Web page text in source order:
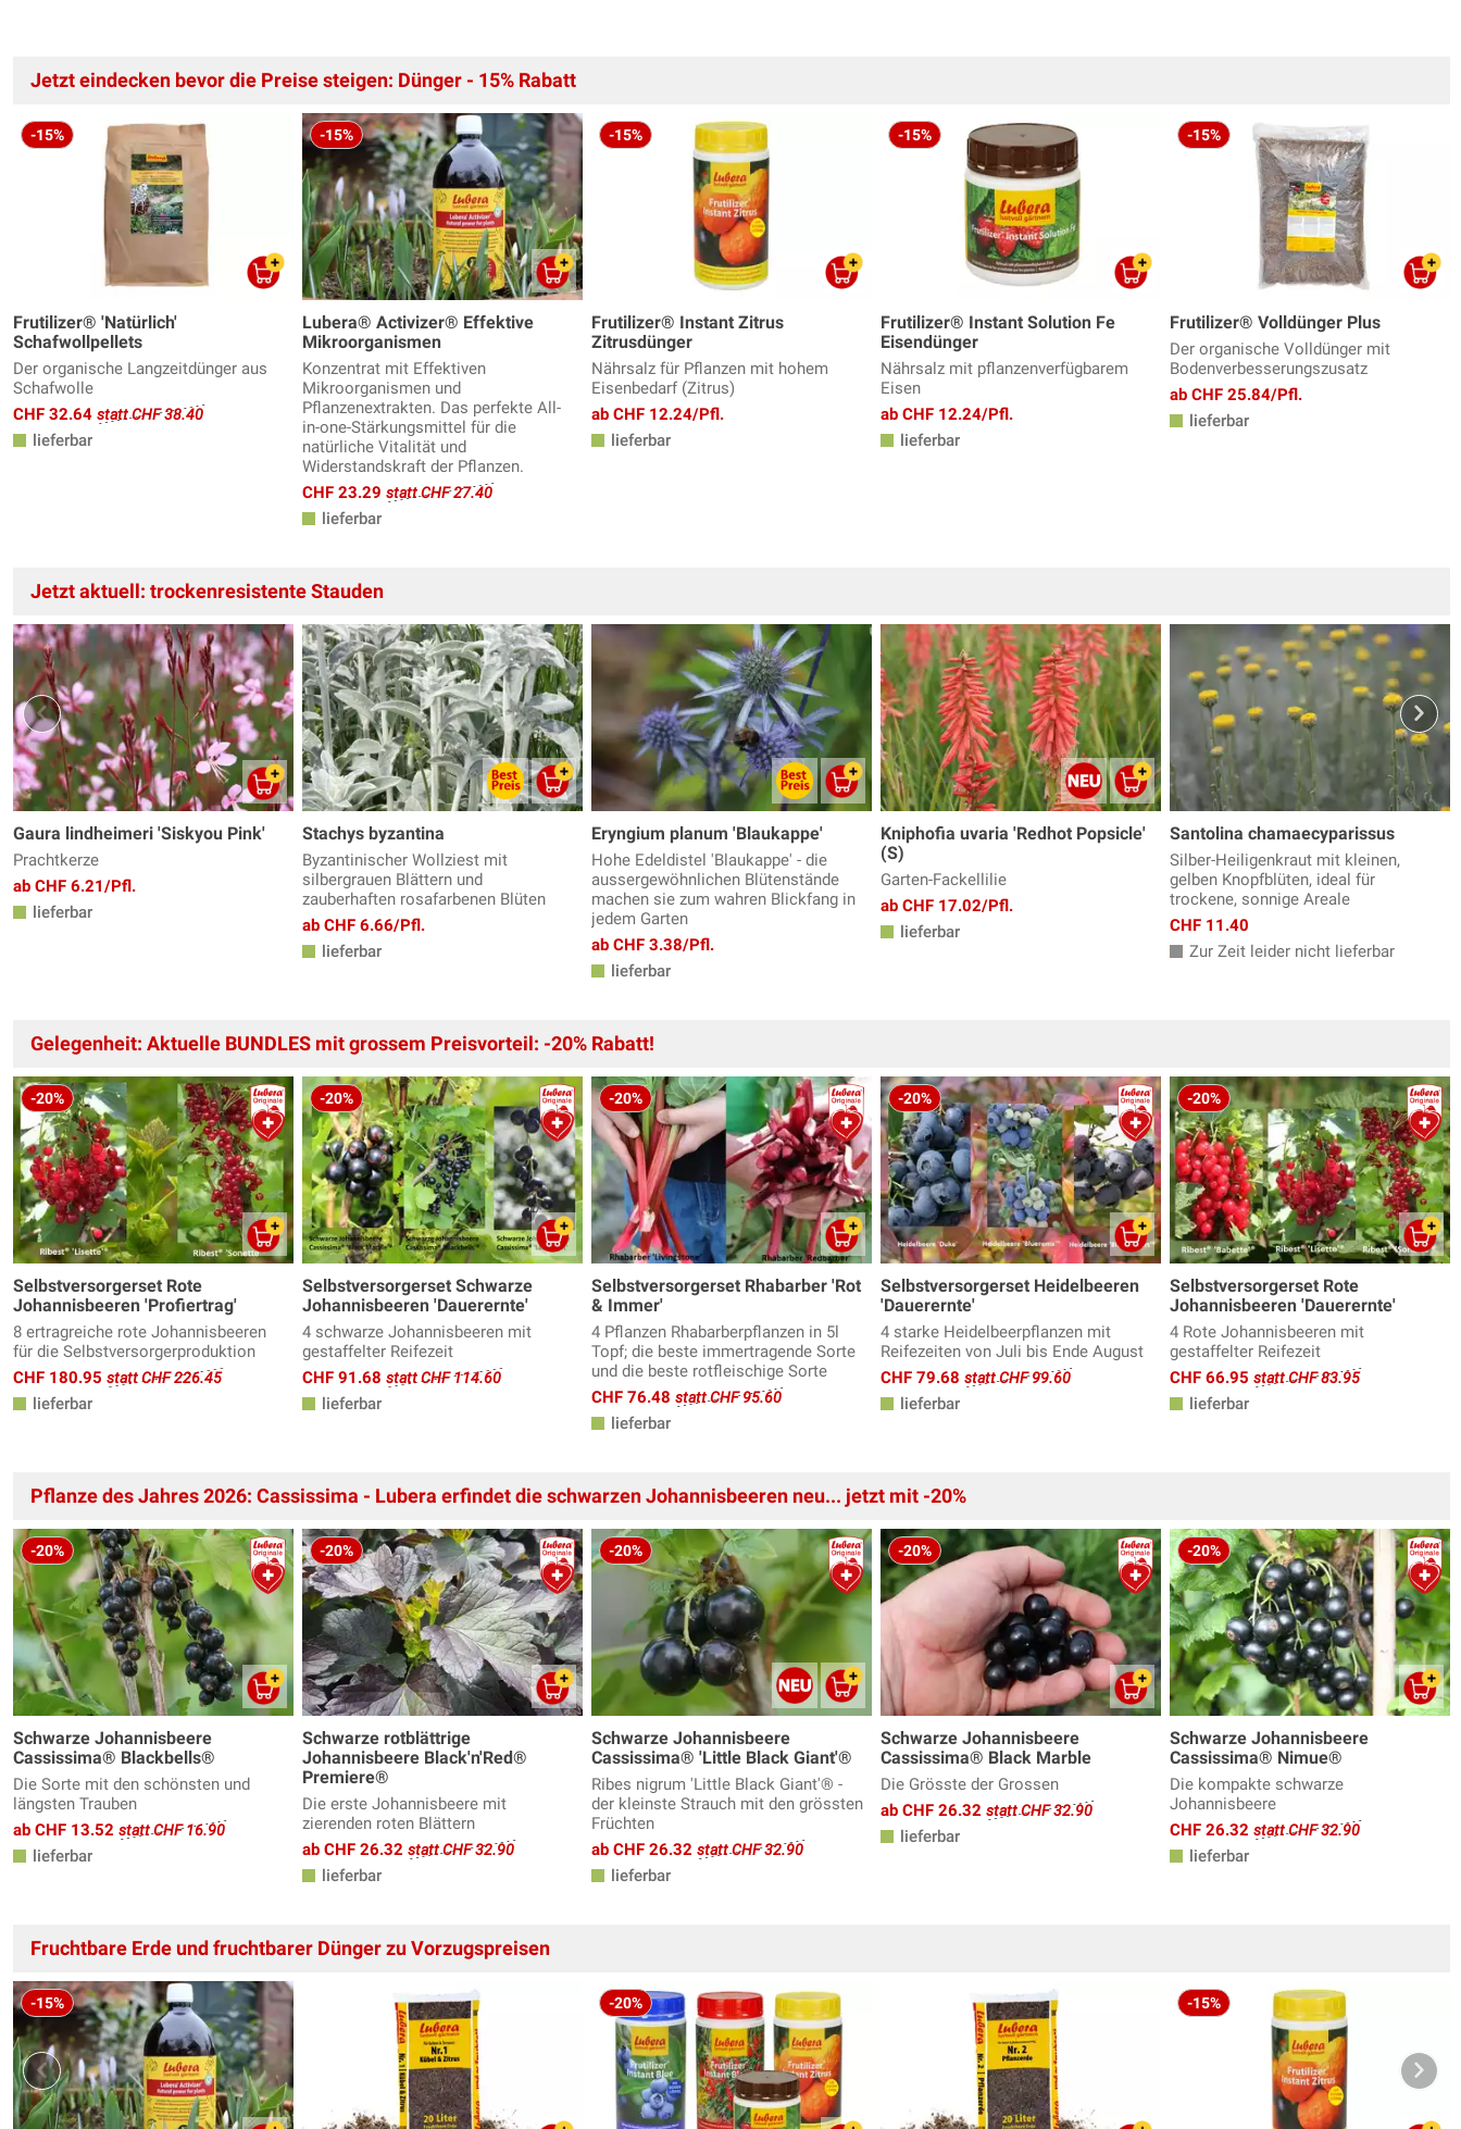
Jetzt eindecken bevor die Preise steigen: Dünger - 15% Rabatt
-15%
Frutilizer® 'Natürlich'
Schafwollpellets
Der organische Langzeitdünger aus
Schafwolle
CHF 32.64 statt CHF 38.40
lieferbar
-15%
Lubera® Activizer® Effektive
Mikroorganismen
Konzentrat mit Effektiven
Mikroorganismen und
Pflanzenextrakten. Das perfekte All-
in-one-Stärkungsmittel für die
natürliche Vitalität und
Widerstandskraft der Pflanzen.
CHF 23.29 statt CHF 27.40
lieferbar
-15%
Frutilizer® Instant Zitrus
Zitrusdünger
Nährsalz für Pflanzen mit hohem
Eisenbedarf (Zitrus)
ab CHF 12.24/Pfl.
lieferbar
-15%
Frutilizer® Instant Solution Fe
Eisendünger
Nährsalz mit pflanzenverfügbarem
Eisen
ab CHF 12.24/Pfl.
lieferbar
-15%
Frutilizer® Volldünger Plus
Der organische Volldünger mit
Bodenverbesserungszusatz
ab CHF 25.84/Pfl.
lieferbar
Jetzt aktuell: trockenresistente Stauden
Gaura lindheimeri 'Siskyou Pink'
Prachtkerze
ab CHF 6.21/Pfl.
lieferbar
Stachys byzantina
Byzantinischer Wollziest mit
silbergrauen Blättern und
zauberhaften rosafarbenen Blüten
ab CHF 6.66/Pfl.
lieferbar
Eryngium planum 'Blaukappe'
Hohe Edeldistel 'Blaukappe' - die
aussergewöhnlichen Blütenstände
machen sie zum wahren Blickfang in
jedem Garten
ab CHF 3.38/Pfl.
lieferbar
Kniphofia uvaria 'Redhot Popsicle'
(S)
Garten-Fackellilie
ab CHF 17.02/Pfl.
lieferbar
Santolina chamaecyparissus
Silber-Heiligenkraut mit kleinen,
gelben Knopfblüten, ideal für
trockene, sonnige Areale
CHF 11.40
Zur Zeit leider nicht lieferbar
Gelegenheit: Aktuelle BUNDLES mit grossem Preisvorteil: -20% Rabatt!
-20%
Selbstversorgerset Rote
Johannisbeeren 'Profiertrag'
8 ertragreiche rote Johannisbeeren
für die Selbstversorgerproduktion
CHF 180.95 statt CHF 226.45
lieferbar
-20%
Selbstversorgerset Schwarze
Johannisbeeren 'Dauerernte'
4 schwarze Johannisbeeren mit
gestaffelter Reifezeit
CHF 91.68 statt CHF 114.60
lieferbar
-20%
Selbstversorgerset Rhabarber 'Rot
& Immer'
4 Pflanzen Rhabarberpflanzen in 5l
Topf; die beste immertragende Sorte
und die beste rotfleischige Sorte
CHF 76.48 statt CHF 95.60
lieferbar
-20%
Selbstversorgerset Heidelbeeren
'Dauerernte'
4 starke Heidelbeerpflanzen mit
Reifezeiten von Juli bis Ende August
CHF 79.68 statt CHF 99.60
lieferbar
-20%
Selbstversorgerset Rote
Johannisbeeren 'Dauerernte'
4 Rote Johannisbeeren mit
gestaffelter Reifezeit
CHF 66.95 statt CHF 83.95
lieferbar
Pflanze des Jahres 2026: Cassissima - Lubera erfindet die schwarzen Johannisbeeren neu... jetzt mit -20%
-20%
Schwarze Johannisbeere
Cassissima® Blackbells®
Die Sorte mit den schönsten und
längsten Trauben
ab CHF 13.52 statt CHF 16.90
lieferbar
-20%
Schwarze rotblättrige
Johannisbeere Black'n'Red®
Premiere®
Die erste Johannisbeere mit
zierenden roten Blättern
ab CHF 26.32 statt CHF 32.90
lieferbar
-20%
Schwarze Johannisbeere
Cassissima® 'Little Black Giant'®
Ribes nigrum 'Little Black Giant'® -
der kleinste Strauch mit den grössten
Früchten
ab CHF 26.32 statt CHF 32.90
lieferbar
-20%
Schwarze Johannisbeere
Cassissima® Black Marble
Die Grösste der Grossen
ab CHF 26.32 statt CHF 32.90
lieferbar
-20%
Schwarze Johannisbeere
Cassissima® Nimue®
Die kompakte schwarze
Johannisbeere
CHF 26.32 statt CHF 32.90
lieferbar
Fruchtbare Erde und fruchtbarer Dünger zu Vorzugspreisen
-15% -20% -15%